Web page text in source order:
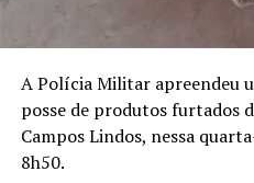
A Polícia Militar apreendeu
posse de produtos furtados
Campos Lindos, nessa
8h50.